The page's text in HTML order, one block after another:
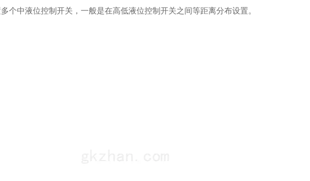
个中液位控制开关，一般是在高低液位控制开关之间等距离分布设置。